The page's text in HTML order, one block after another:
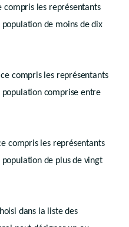
compris les représentants
de moins de dix
compris les représentants
comprise entre
compris les représentants
de plus de vingt
dans la liste des